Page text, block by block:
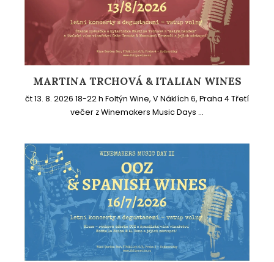
MARTINA TRCHOVÁ & ITALIAN WINES
čt 13. 8. 2026 18-22 h Foltýn Wine, V Náklích 6, Praha 4 Třetí
večer z Winemakers Music Days ...